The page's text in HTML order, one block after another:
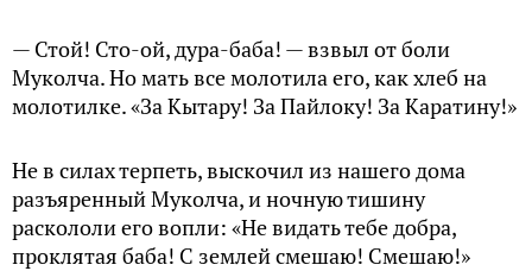
— Стой! Сто-ой, дура-баба! — взвыл от боли
Муколча. Но мать все молотила его, как хлеб на
молотилке. «За Кытару! За Пайлоку! За Каратину!»
Не в силах терпеть, выскочил из нашего дома
разъяренный Муколча, и ночную тишину
раскололи его вопли: «Не видать тебе добра,
проклятая баба! С землей смешаю! Смешаю!»